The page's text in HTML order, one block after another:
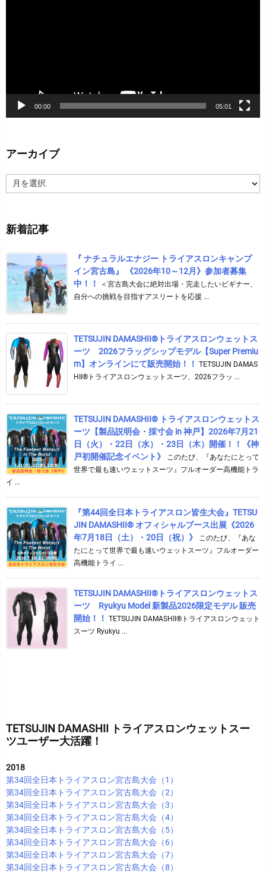
00:00 05:01
アーカイブ
ー
ブ
新着記事
『 ナチュラルエナジー トライアスロンキャンプ
イン宮古島』 《2026年10～12月》参加者募集
中！！
＜宮古島大会に絶対出場・完走したいビギナー、
自分への挑戦を目指すアスリートを応援 ...
TETSUJIN DAMASHII®︎トライアスロンウェットス
ーツ 2026フラッグシップモデル【Super Premiu
m】オンラインにて販売開始！！ TETSUJIN DAMAS
HII®トライアスロンウェットスーツ、2026フラッ ...
TETSUJIN DAMASHII® トライアスロンウェットス
ーツ【製品説明会・採寸会 in 神戸】2026年7月21
日（火）・22日（水）・23日（木）開催！！《神
戸初開催記念イベント》
このたび、『あなたにとって
世界で最も速いウェットスーツ』フルオーダー高機能トラ
イ ...
『第44回全日本トライアスロン皆生大会』TETSU
JIN DAMASHII® オフィシャルブース出展《2026
年7月18日（土）・20日（祝）》
このたび、『あな
たにとって世界で最も速いウェットスーツ』フルオーダー
高機能トライ ...
TETSUJIN DAMASHII®︎トライアスロンウェットス
ーツ Ryukyu Model 新製品2026限定モデル 販売
開始！！ TETSUJIN DAMASHII®︎トライアスロンウェット
スーツ Ryukyu ...
TETSUJIN DAMASHII トライアスロンウェットスー
ツユーザー大活躍！
2018
第34回全日本トライアスロン宮古島大会（1）
第34回全日本トライアスロン宮古島大会（2）
第34回全日本トライアスロン宮古島大会（3）
第34回全日本トライアスロン宮古島大会（4）
第34回全日本トライアスロン宮古島大会（5）
第34回全日本トライアスロン宮古島大会（6）
第34回全日本トライアスロン宮古島大会（7）
第34回全日本トライアスロン宮古島大会（8）